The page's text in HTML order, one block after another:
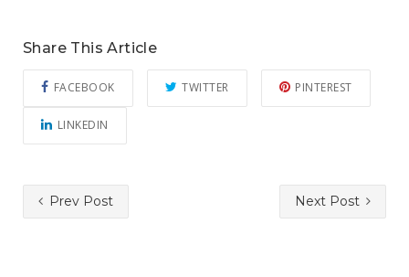
Share This Article
FACEBOOK TWITTER PINTEREST
LINKEDIN
Prev Post Next Post